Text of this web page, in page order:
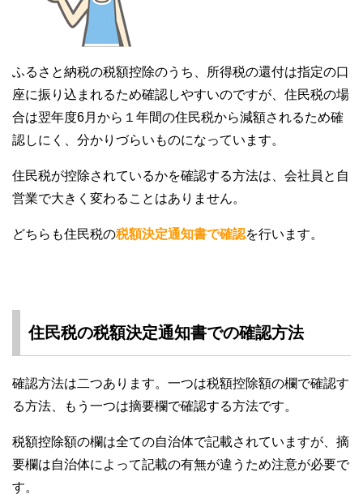
ふるさと納税の税額控除のうち、所得税の還付は指定の口
座に振り込まれるため確認しやすいのですが、住民税の場
合は翌年度6月から１年間の住民税から減額されるため確
認しにく、分かりづらいものになっています。
住民税が控除されているかを確認する方法は、会社員と自
営業で大きく変わることはありません。
どちらも住民税の税額決定通知書で確認を行います。
住民税の税額決定通知書での確認方法
確認方法は二つあります。一つは税額控除額の欄で確認す
る方法、もう一つは摘要欄で確認する方法です。
税額控除額の欄は全ての自治体で記載されていますが、摘
要欄は自治体によって記載の有無が違うため注意が必要で
す。